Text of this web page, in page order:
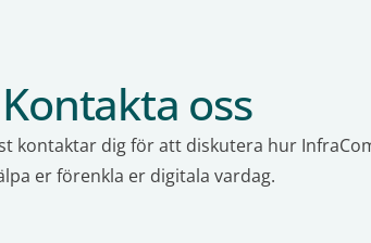
Kontakta oss
kontaktar dig för att diskutera hur
er förenkla er digitala vardag.